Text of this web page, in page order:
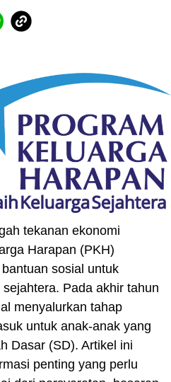
tekanan ekonomi
Harapan (PKH)
sosial untuk
Pada akhir tahun
menyalurkan tahap
untuk anak-anak yang
Dasar (SD). Artikel ini
penting yang perlu